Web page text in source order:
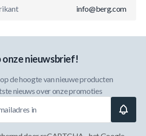
info@berg.com
onze nieuwsbrief!
de hoogte van nieuwe producten
nieuws over onze promoties